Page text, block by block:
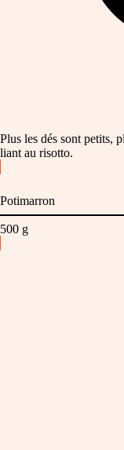
Plus les dés sont petits,
liant au risotto.
Potimarron
500 g